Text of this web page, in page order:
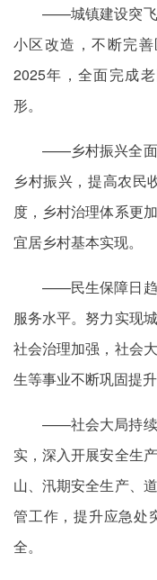
——城镇建设突飞
小区改造，不断完
2025年，全面完成
形。
——乡村振兴全面
乡村振兴，提高农民
度，乡村治理体系更
宜居乡村基本实现。
——民生保障日趋
服务水平。努力实现
社会治理加强，社会
生等事业不断巩固提
——社会大局持续
实，深入开展安全生
山、汛期安全生产、
管工作，提升应急处
全。